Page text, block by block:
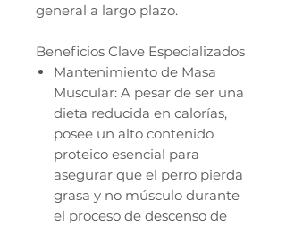
general a largo plazo.
Beneficios Clave Especializados
Mantenimiento de Masa
Muscular: A pesar de ser una
dieta reducida en calorías,
posee un alto contenido
proteico esencial para
asegurar que el perro pierda
grasa y no músculo durante
el proceso de descenso de